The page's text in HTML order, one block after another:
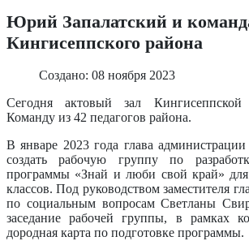
Юрий Запалатский и
Кингисеппского района
Создано: 08 ноября 2023
Сегодня актовый зал Кингисеппской
Команду из 42 педагогов района.
В январе 2023 года глава
создать рабочую группу по
программы «Знай и люби свой край»
классов. Под руководством заместителя
по социальным вопросам Светланы
заседание рабочей группы, в рамках
дородная карта по подготовке программы.